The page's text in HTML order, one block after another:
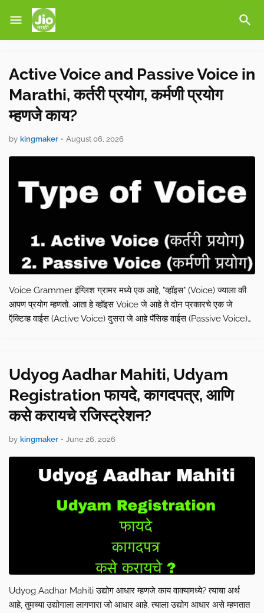
Active Voice and Passive Voice in
Marathi, कर्तरी प्रयोग, कर्मणी प्रयोग
म्हणजे काय?
by kingmaker • August 06, 2026
Voice Grammer इंग्लिश ग्रामर मध्ये एक आहे, "व्हॉइस" (Voice) ज्याला की
आपण प्रयोग म्हणतो. आता हे व्हॉइस Voice जे आहे ते दोन प्रकारचे एक जे
ऍक्टिव्ह वाईस (Active Voice) दुसरा जे आहे पॅसिव्ह वाईस (Passive Voice)
Udyog Aadhar Mahiti, Udyam
Registration फायदे, कागदपत्र, आणि
कसे करायचे रजिस्ट्रेशन?
by kingmaker • June 26, 2026
Udyog Aadhar Mahiti उद्योग आधार म्हणजे काय वाक्यामध्ये? त्याचा अर्थ
आहे, तुमच्या उद्योगाला लागणारा जो आधार आहे. त्याला उद्योग आधार असे म्हणतात